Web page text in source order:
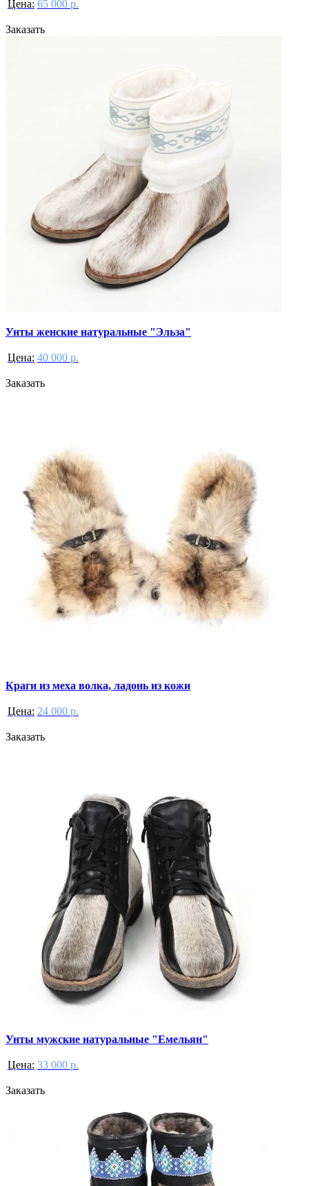
Цена: 65 000 р.
Заказать
Унты женские натуральные "Эльза"
Цена: 40 000 р.
Заказать
Краги из меха волка, ладонь из кожи
Цена: 24 000 р.
Заказать
Унты мужские натуральные "Емельян"
Цена: 33 000 р.
Заказать